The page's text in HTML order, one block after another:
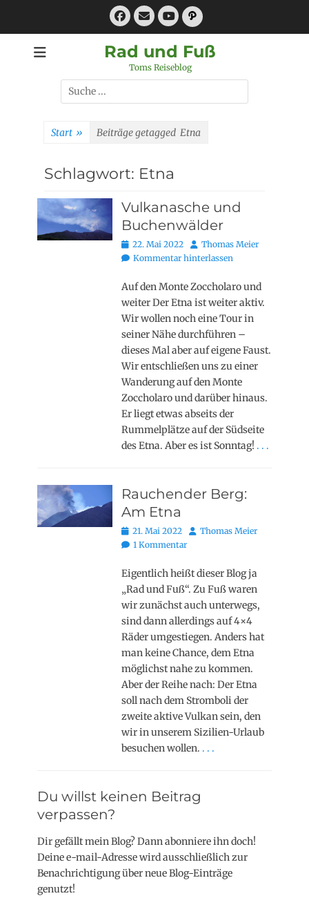
Facebook
E-
MailYouTube
Pfad
Rad und Fuß
Toms Reiseblog
Suchen
nach:
Start » Beiträge getagged Etna
Schlagwort: Etna
Vulkanasche und
Buchenwälder
Posted
on
22. Mai 2022 AutorThomas Meier
Kommentar hinterlassen
Auf den Monte Zoccholaro und
weiter Der Etna ist weiter aktiv.
Wir wollen noch eine Tour in
seiner Nähe durchführen –
dieses Mal aber auf eigene Faust.
Wir entschließen uns zu einer
Wanderung auf den Monte
Zoccholaro und darüber hinaus.
Er liegt etwas abseits der
Rummelplätze auf der Südseite
des Etna. Aber es ist Sonntag! . . .
Rauchender Berg:
Am Etna
Posted
on
21. Mai 2022 AutorThomas Meier
1 Kommentar
Eigentlich heißt dieser Blog ja
„Rad und Fuß“. Zu Fuß waren
wir zunächst auch unterwegs,
sind dann allerdings auf 4×4
Räder umgestiegen. Anders hat
man keine Chance, dem Etna
möglichst nahe zu kommen.
Aber der Reihe nach: Der Etna
soll nach dem Stromboli der
zweite aktive Vulkan sein, den
wir in unserem Sizilien-Urlaub
besuchen wollen. . . .
Du willst keinen Beitrag
verpassen?
Dir gefällt mein Blog? Dann abonniere ihn doch!
Deine e-mail-Adresse wird ausschließlich zur
Benachrichtigung über neue Blog-Einträge
genutzt!